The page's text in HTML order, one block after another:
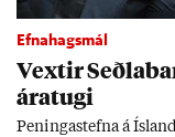
Efnahagsmál
Vext­ir
ára­tugi
Pen­inga­stefna á